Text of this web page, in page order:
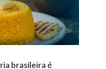
brasileira é